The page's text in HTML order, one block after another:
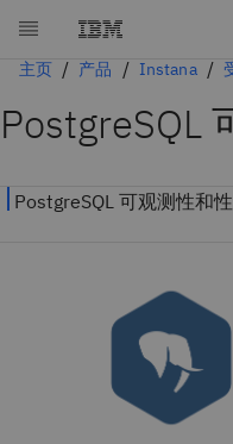
主页 产品 Instana
PostgreSQL